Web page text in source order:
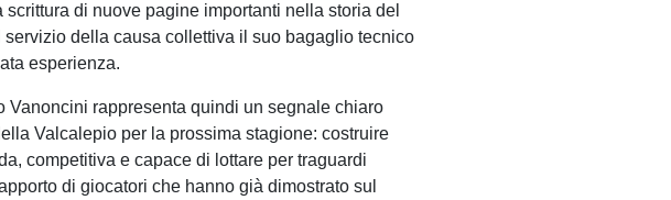
scrittura di nuove pagine importanti nella storia del
servizio della causa collettiva il suo bagaglio tecnico
esperienza.
Vanoncini rappresenta quindi un segnale chiaro
Valcalepio per la prossima stagione: costruire
competitiva e capace di lottare per traguardi
di giocatori che hanno già dimostrato sul